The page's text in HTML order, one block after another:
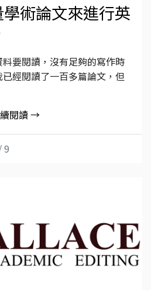
術論文來進行英
要閱讀，沒有足夠的寫作時
經閱讀了一百多篇論文，但
閱讀 →
9